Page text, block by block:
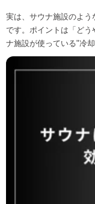
実は、サウナ施設のよう
です。ポイントは「どう
ナ施設が使っている"冷却